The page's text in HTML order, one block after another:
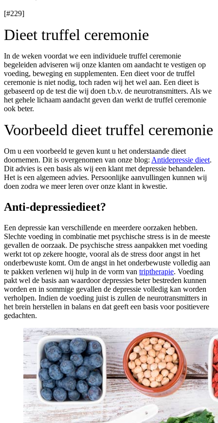
[#229]
Dieet truffel ceremonie
In de weken voordat we een individuele truffel ceremonie
begeleiden adviseren wij onze klanten om aandacht te vestigen op
voeding, beweging en supplementen. Een dieet voor de truffel
ceremonie is niet nodig, toch raden wij het wel aan. Een dieet is
gebaseerd op de test die wij doen t.b.v. de neurotransmitters. Als we
het gehele lichaam aandacht geven dan werkt de truffel ceremonie
ook beter.
Voorbeeld dieet truffel ceremonie
Om u een voorbeeld te geven kunt u het onderstaande dieet
doornemen. Dit is overgenomen van onze blog: Antidepressie dieet.
Dit advies is een basis als wij een klant met depressie behandelen.
Het is een algemeen advies. Persoonlijke aanvullingen kunnen wij
doen zodra we meer leren over onze klant in kwestie.
Anti-depressiedieet?
Een depressie kan verschillende en meerdere oorzaken hebben.
Slechte voeding in combinatie met psychische stress is in de meeste
gevallen de oorzaak. De psychische stress aanpakken met voeding
werkt tot op zekere hoogte, vooral als de stress door angst in het
onderbewuste komt. Om de angst in het onderbewuste volledig aan
te pakken verlenen wij hulp in de vorm van triptherapie. Voeding
pakt wel de basis aan waardoor depressies beter bestreden kunnen
worden en in sommige gevallen de depressie volledig kan worden
verholpen. Indien de voeding juist is zullen de neurotransmitters in
het brein herstellen in balans en dat geeft een basis voor positievere
gedachten.